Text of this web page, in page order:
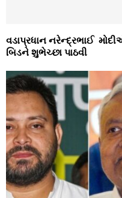
વડાપ્રધાન નરેન્દ્રભાઈ
બિડને શુભેચ્છા પાઠવી